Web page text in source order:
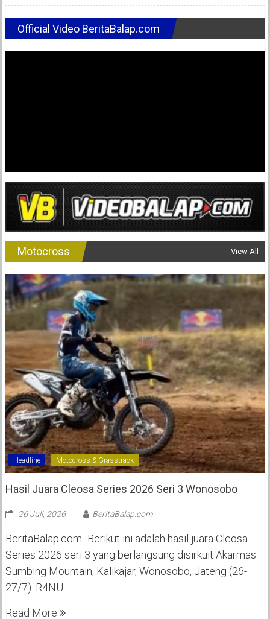
Official Video BeritaBalap.com
Motocross View All
Headline Motocross & Grasstrack
Hasil Juara Cleosa Series 2026 Seri 3 Wonosobo ‎
26 Juli, 2026 BeritaBalap.com
BeritaBalap.com- Berikut ini adalah hasil juara Cleosa
Series 2026 seri 3 yang berlangsung disirkuit Akarmas
Sumbing Mountain, Kalikajar, Wonosobo, Jateng (26-
27/7). R4NU
Read More